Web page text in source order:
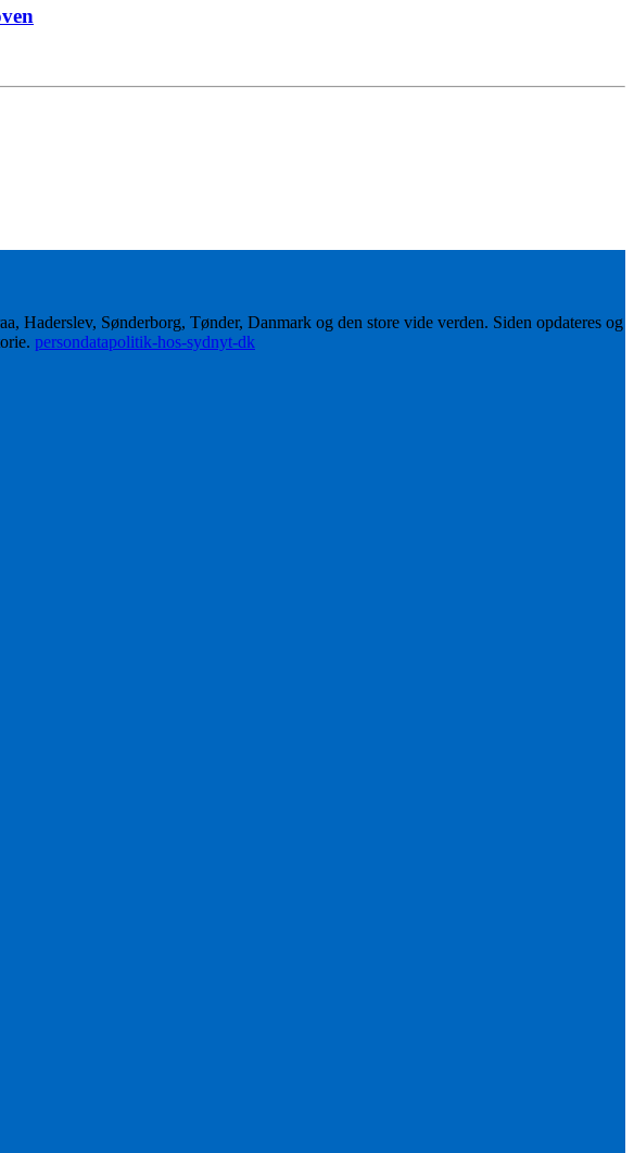
Haderslev, Sønderborg, Tønder, Danmark og den store vide verden. Siden opdateres og
persondatapolitik-hos-sydnyt-dk